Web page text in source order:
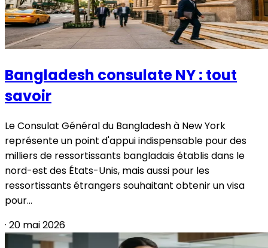
Bangladesh consulate NY : tout
savoir
Le Consulat Général du Bangladesh à New York
représente un point d'appui indispensable pour des
milliers de ressortissants bangladais établis dans le
nord-est des États-Unis, mais aussi pour les
ressortissants étrangers souhaitant obtenir un visa
pour...
· 20 mai 2026